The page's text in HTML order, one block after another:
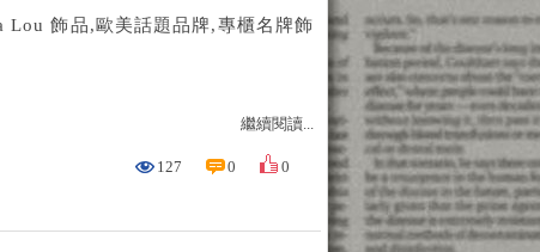
飾品,歐美話題品牌,專櫃名牌飾
繼續閱讀...
127 0 0